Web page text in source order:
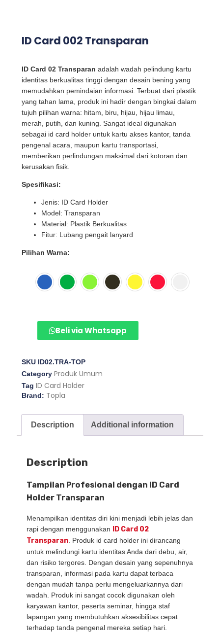
ID Card 002 Transparan
ID Card 02 Transparan adalah wadah pelindung kartu
identitas berkualitas tinggi dengan desain bening yang
memudahkan pemindaian informasi. Terbuat dari plastik
yang tahan lama, produk ini hadir dengan bingkai dalam
tujuh pilihan warna: hitam, biru, hijau, hijau limau,
merah, putih, dan kuning. Sangat ideal digunakan
sebagai id card holder untuk kartu akses kantor, tanda
pengenal acara, maupun kartu transportasi,
memberikan perlindungan maksimal dari kotoran dan
kerusakan fisik.
Spesifikasi:
Jenis: ID Card Holder
Model: Transparan
Material: Plastik Berkualitas
Fitur: Lubang pengait lanyard
Pilihan Warna:
Beli via Whatsapp
SKU ID02.TRA-TOP
Category Produk Umum
Tag ID Card Holder
Brand: Topla
Description Additional information
Description
Tampilan Profesional dengan ID Card
Holder Transparan
Menampilkan identitas diri kini menjadi lebih jelas dan
rapi dengan menggunakan
ID Card 02
Transparan . Produk id card holder ini dirancang
untuk melindungi kartu identitas Anda dari debu, air,
dan risiko tergores. Dengan desain yang sepenuhnya
transparan, informasi pada kartu dapat terbaca
dengan mudah tanpa perlu mengeluarkannya dari
wadah. Produk ini sangat cocok digunakan oleh
karyawan kantor, peserta seminar, hingga staf
lapangan yang membutuhkan aksesibilitas cepat
terhadap tanda pengenal mereka setiap hari.